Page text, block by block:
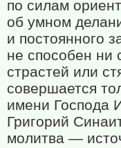
по силам
об умном
и постоянного
не способен ни
страстей или
совершается
имени Господа
Григорий
молитва —